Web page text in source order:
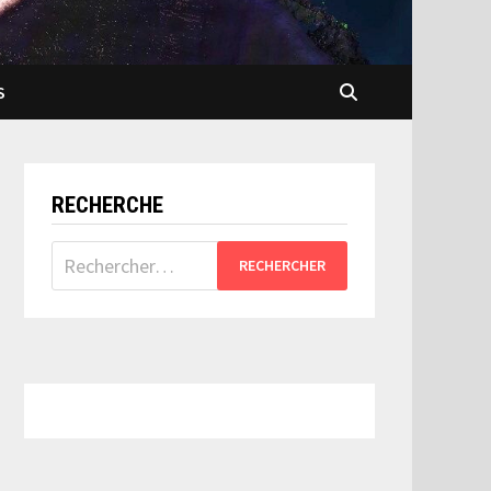
RECHERCHE
Rechercher :